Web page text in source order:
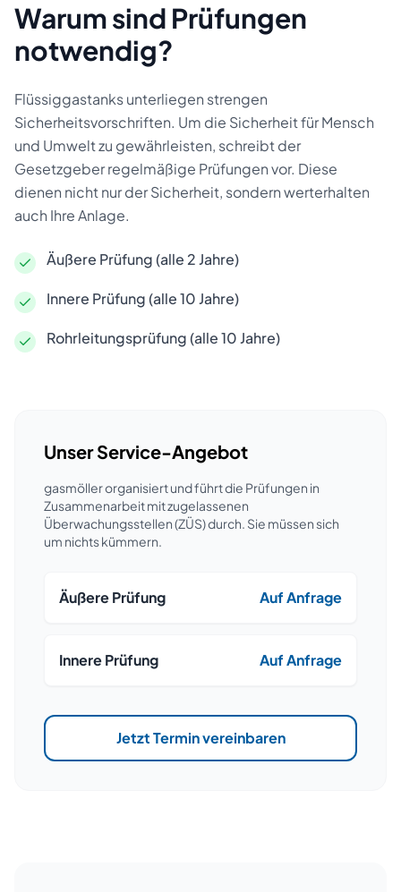
Warum sind Prüfungen
notwendig?
Flüssiggastanks unterliegen strengen
Sicherheitsvorschriften. Um die Sicherheit für Mensch
und Umwelt zu gewährleisten, schreibt der
Gesetzgeber regelmäßige Prüfungen vor. Diese
dienen nicht nur der Sicherheit, sondern werterhalten
auch Ihre Anlage.
Äußere Prüfung (alle 2 Jahre)
Innere Prüfung (alle 10 Jahre)
Rohrleitungsprüfung (alle 10 Jahre)
Unser Service-Angebot
gasmöller organisiert und führt die Prüfungen in
Zusammenarbeit mit zugelassenen
Überwachungsstellen (ZÜS) durch. Sie müssen sich
um nichts kümmern.
Äußere Prüfung Auf Anfrage
Innere Prüfung Auf Anfrage
Jetzt Termin vereinbaren